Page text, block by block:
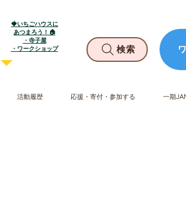
🍓いちごハウスに
あつまろう！🏠
・寺子屋
​・ワークショップ
検索
活動履歴 応援・寄付・参加する 一期